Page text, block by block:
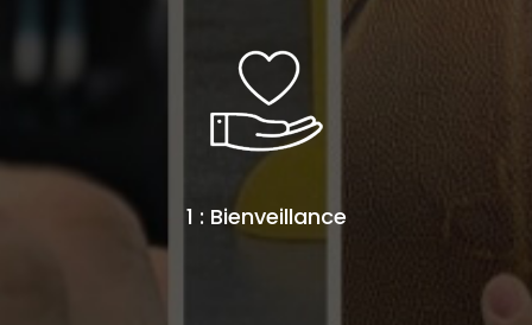
1 : Bienveillance